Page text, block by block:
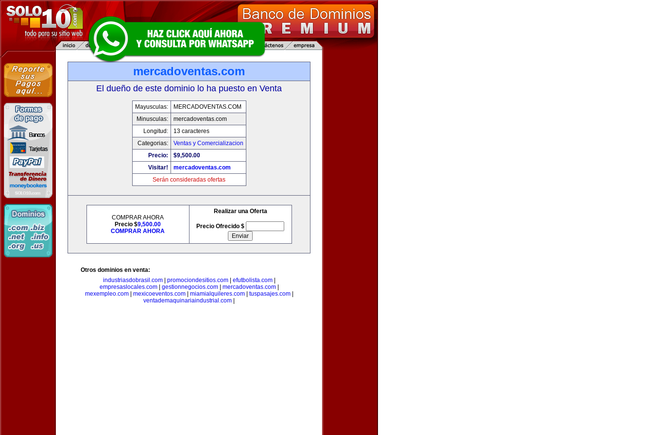
mercadoventas.com
El dueño de este dominio lo ha puesto en Venta
Mayusculas:
MERCADOVENTAS.COM
Minusculas:
mercadoventas.com
Longitud:
13 caracteres
Categorias:
Ventas y Comercializacion
Precio:
$9,500.00
Visitar!
mercadoventas.com
Serán consideradas ofertas
COMPRAR AHORA
Precio $9,500.00
COMPRAR AHORA
Realizar una Oferta
Precio Ofrecido $
Otros dominios en venta:
industriasdobrasil.com| promociondesitios.com| efutbolista.com|
empresaslocales.com| gestionnegocios.com| mercadoventas.com|
mexempleo.com| mexicoeventos.com| miamialquileres.com| tuspasajes.com|
ventademaquinariaindustrial.com